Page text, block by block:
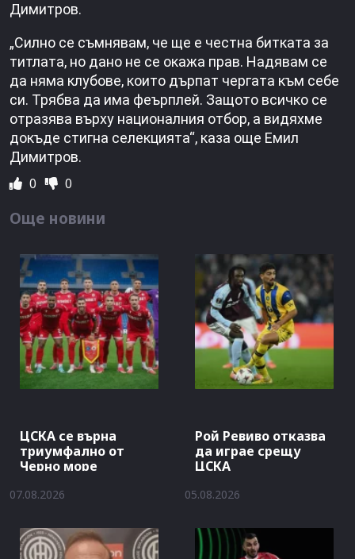
Димитров.
„Силно се съмнявам, че ще е честна битката за
титлата, но дано не се окажа прав. Надявам се
да няма клубове, които дърпат чергата към себе
си. Трябва да има феърплей. Защото всичко се
отразява върху националния отбор, а видяхме
докъде стигна селекцията“, каза още Емил
Димитров.
0 0
Още новини
ЦСКА се върна
триумфално от
Черно море
07.08.2026
Рой Ревиво отказва
да играе срещу
ЦСКА
05.08.2026